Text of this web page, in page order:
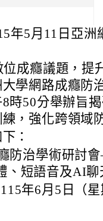
年5月11日亞洲
成癮議題，提
學網路成癮防
8時50分舉辦旨
，強化跨領域
：
防治學術研討
、短語音及AI聊
年6月5日（